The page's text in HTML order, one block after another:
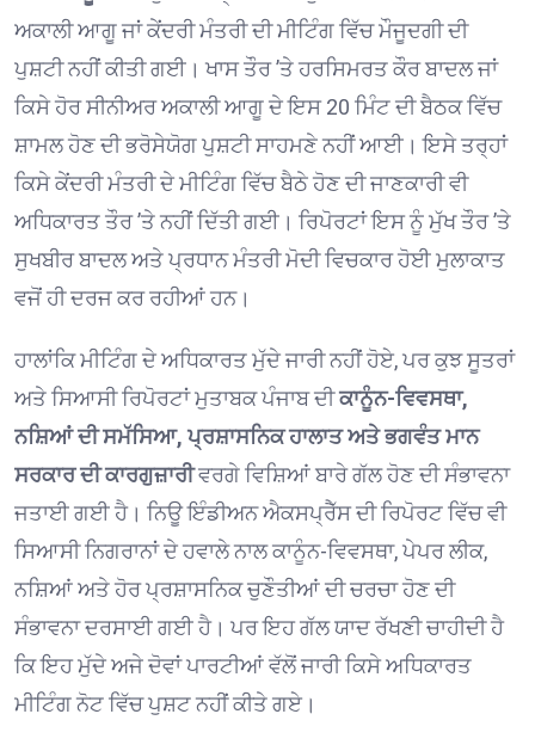
ਅਕਾਲੀ ਆਗੂ ਜਾਂ ਕੇਂਦਰੀ ਮੰਤਰੀ ਦੀ ਮੀਟਿੰਗ ਵਿੱਚ ਮੌਜੂਦਗੀ ਦੀ
ਪੁਸ਼ਟੀ ਨਹੀਂ ਕੀਤੀ ਗਈ। ਖਾਸ ਤੌਰ ’ਤੇ ਹਰਸਿਮਰਤ ਕੌਰ ਬਾਦਲ ਜਾਂ
ਕਿਸੇ ਹੋਰ ਸੀਨੀਅਰ ਅਕਾਲੀ ਆਗੂ ਦੇ ਇਸ 20 ਮਿੰਟ ਦੀ ਬੈਠਕ ਵਿੱਚ
ਸ਼ਾਮਲ ਹੋਣ ਦੀ ਭਰੋਸੇਯੋਗ ਪੁਸ਼ਟੀ ਸਾਹਮਣੇ ਨਹੀਂ ਆਈ। ਇਸੇ ਤਰ੍ਹਾਂ
ਕਿਸੇ ਕੇਂਦਰੀ ਮੰਤਰੀ ਦੇ ਮੀਟਿੰਗ ਵਿੱਚ ਬੈਠੇ ਹੋਣ ਦੀ ਜਾਣਕਾਰੀ ਵੀ
ਅਧਿਕਾਰਤ ਤੌਰ ’ਤੇ ਨਹੀਂ ਦਿੱਤੀ ਗਈ। ਰਿਪੋਰਟਾਂ ਇਸ ਨੂੰ ਮੁੱਖ ਤੌਰ ’ਤੇ
ਸੁਖਬੀਰ ਬਾਦਲ ਅਤੇ ਪ੍ਰਧਾਨ ਮੰਤਰੀ ਮੋਦੀ ਵਿਚਕਾਰ ਹੋਈ ਮੁਲਾਕਾਤ
ਵਜੋਂ ਹੀ ਦਰਜ ਕਰ ਰਹੀਆਂ ਹਨ।
ਹਾਲਾਂਕਿ ਮੀਟਿੰਗ ਦੇ ਅਧਿਕਾਰਤ ਮੁੱਦੇ ਜਾਰੀ ਨਹੀਂ ਹੋਏ, ਪਰ ਕੁਝ ਸੂਤਰਾਂ
ਅਤੇ ਸਿਆਸੀ ਰਿਪੋਰਟਾਂ ਮੁਤਾਬਕ ਪੰਜਾਬ ਦੀਕਾਨੂੰਨ-ਵਿਵਸਥਾ,
ਨਸ਼ਿਆਂ ਦੀ ਸਮੱਸਿਆ, ਪ੍ਰਸ਼ਾਸਨਿਕ ਹਾਲਾਤ ਅਤੇ ਭਗਵੰਤ ਮਾਨ
ਸਰਕਾਰ ਦੀ ਕਾਰਗੁਜ਼ਾਰੀਵਰਗੇ ਵਿਸ਼ਿਆਂ ਬਾਰੇ ਗੱਲ ਹੋਣ ਦੀ ਸੰਭਾਵਨਾ
ਜਤਾਈ ਗਈ ਹੈ। ਨਿਊ ਇੰਡੀਅਨ ਐਕਸਪ੍ਰੈੱਸ ਦੀ ਰਿਪੋਰਟ ਵਿੱਚ ਵੀ
ਸਿਆਸੀ ਨਿਗਰਾਨਾਂ ਦੇ ਹਵਾਲੇ ਨਾਲ ਕਾਨੂੰਨ-ਵਿਵਸਥਾ, ਪੇਪਰ ਲੀਕ,
ਨਸ਼ਿਆਂ ਅਤੇ ਹੋਰ ਪ੍ਰਸ਼ਾਸਨਿਕ ਚੁਣੌਤੀਆਂ ਦੀ ਚਰਚਾ ਹੋਣ ਦੀ
ਸੰਭਾਵਨਾ ਦਰਸਾਈ ਗਈ ਹੈ। ਪਰ ਇਹ ਗੱਲ ਯਾਦ ਰੱਖਣੀ ਚਾਹੀਦੀ ਹੈ
ਕਿ ਇਹ ਮੁੱਦੇ ਅਜੇ ਦੋਵਾਂ ਪਾਰਟੀਆਂ ਵੱਲੋਂ ਜਾਰੀ ਕਿਸੇ ਅਧਿਕਾਰਤ
ਮੀਟਿੰਗ ਨੋਟ ਵਿੱਚ ਪੁਸ਼ਟ ਨਹੀਂ ਕੀਤੇ ਗਏ।